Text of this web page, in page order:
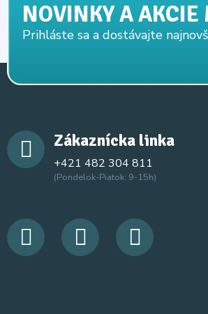
NOVINKY A
Prihláste sa a dostávajte
Zákaznícka linka
+421 482 304 811
(Pondelok-Piatok: 9-15h)